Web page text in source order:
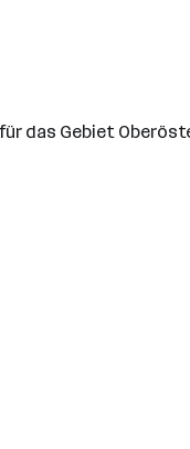
das Gebiet